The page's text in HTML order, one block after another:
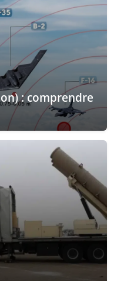
: comprendre